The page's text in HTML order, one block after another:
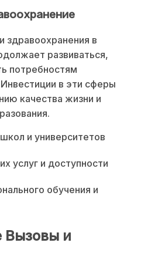
здравоохранения в
развиваться,
потребностям
в эти сферы
качества жизни и
и университетов
услуг и доступности
обучения и
Вызовы и